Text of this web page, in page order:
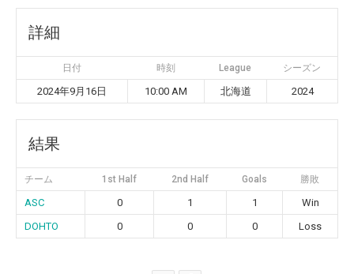
詳細
日付 時刻 League シーズン
2024年9月16日 10:00 AM 北海道 2024
結果
チーム 1st Half 2nd Half Goals 勝敗
ASC 0 1 1
Win
DOHTO
0 0 0 Loss